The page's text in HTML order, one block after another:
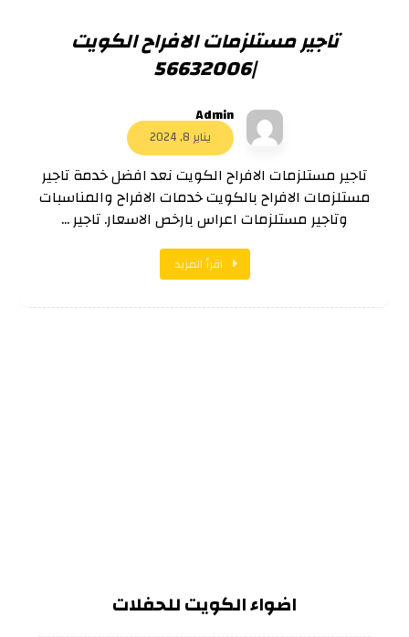
تاجير مستلزمات الافراح الكويت
|56632006
Admin
يناير 8, 2024
تاجير مستلزمات الافراح الكويت نعد افضل خدمة تاجير
مستلزمات الافراح بالكويت خدمات الافراح والمناسبات
وتاجير مستلزمات اعراس بارخص الاسعار. تاجير ...
اقرأ المزيد
اضواء الكويت للحفلات